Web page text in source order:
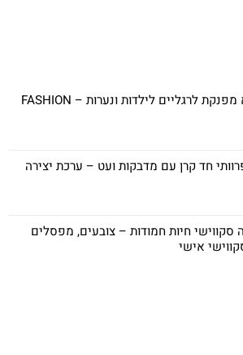
ערכת ספא מפנקת לרגליים לילדות ונערות – FASHION
חד קרן עם מדבקות ועט – ערכת יצירה
סקווישי חיות חמודות – צובעים, מפסלים
אישי